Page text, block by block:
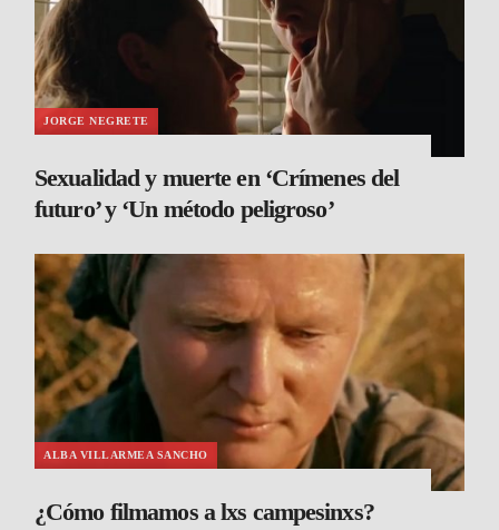
JORGE NEGRETE
Sexualidad y muerte en ‘Crímenes del
futuro’ y ‘Un método peligroso’
ALBA VILLARMEA SANCHO
¿Cómo filmamos a lxs campesinxs?